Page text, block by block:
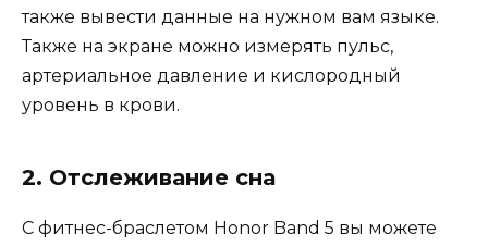
также вывести данные на нужном вам языке.
Также на экране можно измерять пульс,
артериальное давление и кислородный
уровень в крови.
2. Отслеживание сна
С фитнес-браслетом Honor Band 5 вы можете